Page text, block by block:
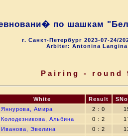
по шашкам
г. Санкт-Петербург 2023-07-24/
Arbiter: Antonina Langina
Pairing - round
White Result
Яннурова, Амира 2 : 0
Колодезникова, Альбина 0 : 2
Иванова, Эвелина 0 : 2